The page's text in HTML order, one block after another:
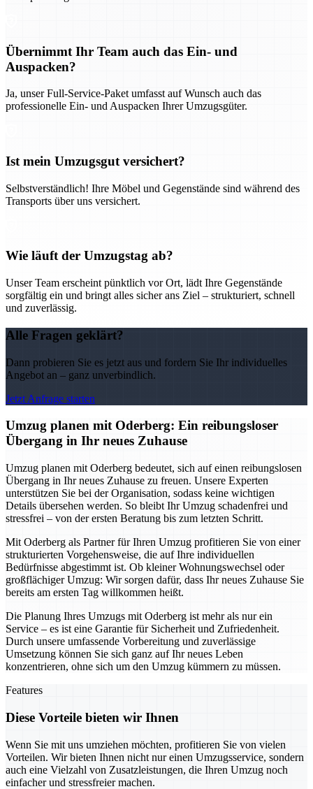
Übernimmt Ihr Team auch das Ein- und
Auspacken?
Ja, unser Full-Service-Paket umfasst auf Wunsch auch das
professionelle Ein- und Auspacken Ihrer Umzugsgüter.
Ist mein Umzugsgut versichert?
Selbstverständlich! Ihre Möbel und Gegenstände sind während des
Transports über uns versichert.
Wie läuft der Umzugstag ab?
Unser Team erscheint pünktlich vor Ort, lädt Ihre Gegenstände
sorgfältig ein und bringt alles sicher ans Ziel – strukturiert, schnell
und zuverlässig.
Alle Fragen geklärt?
Dann probieren Sie es jetzt aus und fordern Sie Ihr individuelles
Angebot an – ganz unverbindlich.
Jetzt Anfrage starten
Umzug planen mit Oderberg: Ein reibungsloser
Übergang in Ihr neues Zuhause
Umzug planen mit Oderberg bedeutet, sich auf einen reibungslosen
Übergang in Ihr neues Zuhause zu freuen. Unsere Experten
unterstützen Sie bei der Organisation, sodass keine wichtigen
Details übersehen werden. So bleibt Ihr Umzug schadenfrei und
stressfrei – von der ersten Beratung bis zum letzten Schritt.
Mit Oderberg als Partner für Ihren Umzug profitieren Sie von einer
strukturierten Vorgehensweise, die auf Ihre individuellen
Bedürfnisse abgestimmt ist. Ob kleiner Wohnungswechsel oder
großflächiger Umzug: Wir sorgen dafür, dass Ihr neues Zuhause Sie
bereits am ersten Tag willkommen heißt.
Die Planung Ihres Umzugs mit Oderberg ist mehr als nur ein
Service – es ist eine Garantie für Sicherheit und Zufriedenheit.
Durch unsere umfassende Vorbereitung und zuverlässige
Umsetzung können Sie sich ganz auf Ihr neues Leben
konzentrieren, ohne sich um den Umzug kümmern zu müssen.
Features
Diese Vorteile bieten wir Ihnen
Wenn Sie mit uns umziehen möchten, profitieren Sie von vielen
Vorteilen. Wir bieten Ihnen nicht nur einen Umzugsservice, sondern
auch eine Vielzahl von Zusatzleistungen, die Ihren Umzug noch
einfacher und stressfreier machen.